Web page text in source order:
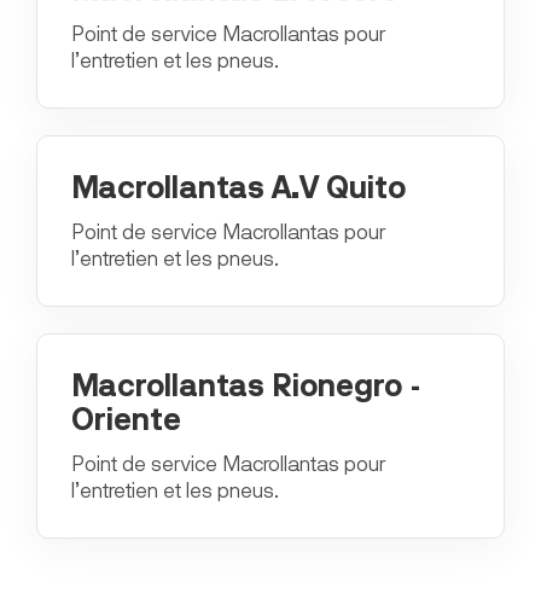
Point de service Macrollantas pour
l’entretien et les pneus.
Macrollantas A.V Quito
Point de service Macrollantas pour
l’entretien et les pneus.
Macrollantas Rionegro -
Oriente
Point de service Macrollantas pour
l’entretien et les pneus.